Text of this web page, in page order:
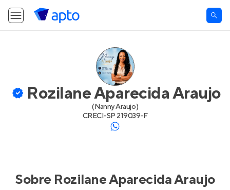
Rozilane Aparecida Araujo
(Nanny Araujo)
CRECI-SP 219039-F
Sobre Rozilane Aparecida Araujo